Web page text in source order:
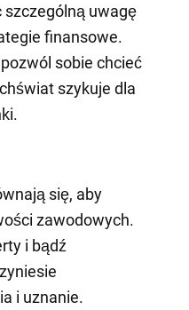
uwagę
finansowe.
sobie chcieć
szykuje dla
się, aby
zawodowych.
i bądź
i uznanie.